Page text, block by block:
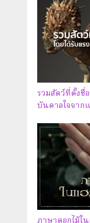
รวมสัตว์ที่ตั้งชื่
บันดาลใจจาก